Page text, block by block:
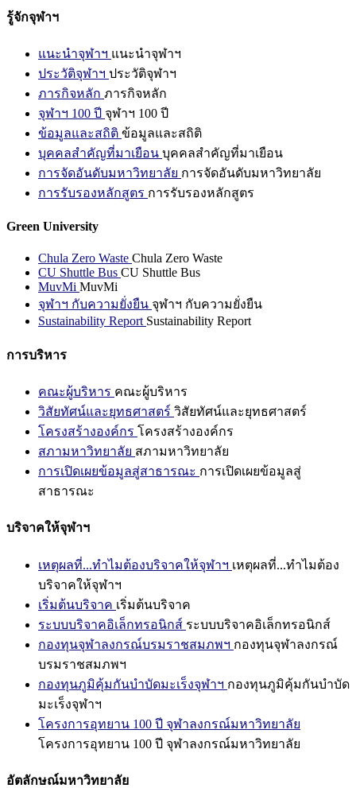
รู้จักจุฬาฯ
แนะนำจุฬาฯ แนะนำจุฬาฯ
ประวัติจุฬาฯ ประวัติจุฬาฯ
ภารกิจหลัก ภารกิจหลัก
จุฬาฯ 100 ปี จุฬาฯ 100 ปี
ข้อมูลและสถิติ ข้อมูลและสถิติ
บุคคลสำคัญที่มาเยือน บุคคลสำคัญที่มาเยือน
การจัดอันดับมหาวิทยาลัย การจัดอันดับมหาวิทยาลัย
การรับรองหลักสูตร การรับรองหลักสูตร
Green University
Chula Zero Waste Chula Zero Waste
CU Shuttle Bus CU Shuttle Bus
MuvMi MuvMi
จุฬาฯ กับความยั่งยืน จุฬาฯ กับความยั่งยืน
Sustainability Report Sustainability Report
การบริหาร
คณะผู้บริหาร คณะผู้บริหาร
วิสัยทัศน์และยุทธศาสตร์ วิสัยทัศน์และยุทธศาสตร์
โครงสร้างองค์กร โครงสร้างองค์กร
สภามหาวิทยาลัย สภามหาวิทยาลัย
การเปิดเผยข้อมูลสู่สาธารณะ การเปิดเผยข้อมูลสู่
สาธารณะ
บริจาคให้จุฬาฯ
เหตุผลที่...ทำไมต้องบริจาคให้จุฬาฯ เหตุผลที่...ทำไมต้อง
บริจาคให้จุฬาฯ
เริ่มต้นบริจาค เริ่มต้นบริจาค
ระบบบริจาคอิเล็กทรอนิกส์ ระบบบริจาคอิเล็กทรอนิกส์
กองทุนจุฬาลงกรณ์บรมราชสมภพฯ กองทุนจุฬาลงกรณ์
บรมราชสมภพฯ
กองทุนภูมิคุ้มกันบำบัดมะเร็งจุฬาฯ กองทุนภูมิคุ้มกันบำบัด
มะเร็งจุฬาฯ
โครงการอุทยาน 100 ปี จุฬาลงกรณ์มหาวิทยาลัย
โครงการอุทยาน 100 ปี จุฬาลงกรณ์มหาวิทยาลัย
อัตลักษณ์มหาวิทยาลัย